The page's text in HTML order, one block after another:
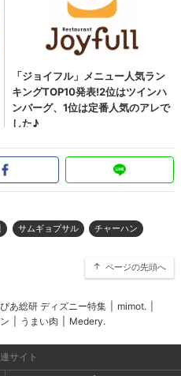
サムギョプサル チャーハン
ページの先頭へ
あ総研 ディズニー特集 mimot.
うまい肉 Medery.
サイト